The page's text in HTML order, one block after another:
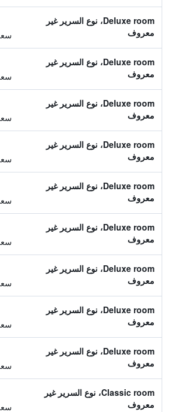
Deluxe room، نوع السرير غير
معروف
Deluxe room، نوع السرير غير
معروف
Deluxe room، نوع السرير غير
معروف
Deluxe room، نوع السرير غير
معروف
Deluxe room، نوع السرير غير
معروف
Deluxe room، نوع السرير غير
معروف
Deluxe room، نوع السرير غير
معروف
Deluxe room، نوع السرير غير
معروف
Deluxe room، نوع السرير غير
معروف
Classic room، نوع السرير غير
معروف